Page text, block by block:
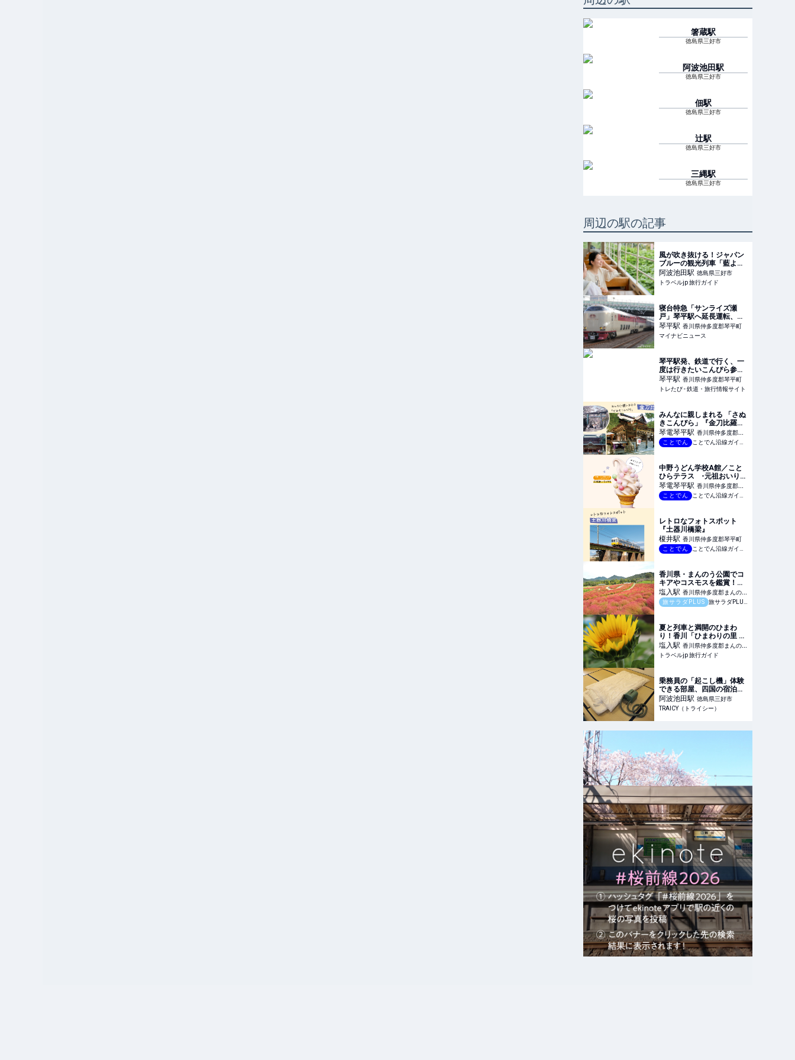
箸蔵駅
徳島県三好市
阿波池田駅
徳島県三好市
佃駅
徳島県三好市
辻駅
徳島県三好市
三縄駅
徳島県三好市
周辺の駅の記事
風が吹き抜ける！ジャパン
ブルーの観光列車「藍よし
のがわトロッコ」で徳島横
断 | 徳島県 | トラベルjp 旅
行ガイド
阿波池田駅 徳島県三好市
トラベルjp 旅行ガイド
寝台特急「サンライズ瀬
戸」琴平駅へ延長運転、
2026年夏は計31日間
琴平駅 香川県仲多度郡琴平町
マイナビニュース
琴平駅発、鉄道で行く、一
度は行きたいこんぴら参り
｜JR駅発、お手軽1日モデ
ルコース | トレたび - 鉄
道・旅行情報サイト
琴平駅 香川県仲多度郡琴平町
トレたび - 鉄道・旅行情報サイト
みんなに親しまれる 「さぬ
きこんぴら」『金刀比羅
宮』
琴電琴平駅 香川県仲多度郡琴
平町
ことでん ことでん沿線ガイドブック
中野うどん学校A館／こと
ひらテラス -元祖おいりソ
フト
琴電琴平駅 香川県仲多度郡琴
平町
ことでん ことでん沿線ガイドブック
レトロなフォトスポット
『土器川橋梁』
榎井駅 香川県仲多度郡琴平町
ことでん
ことでん沿線ガイドブック
香川県・まんのう公園でコ
キアやコスモスを鑑賞！
「秋！色どりフェスタ
2025」が9月13日（土）か
ら開催
塩入駅 香川県仲多度郡まんのう
町旅サラダPLUS 旅サラダPLUS｜朝日放送
夏と列車と満開のひまわ
り！香川「ひまわりの里 ま
んのう」 | 香川県 | トラベル
jp 旅行ガイド
塩入駅 香川県仲多度郡まんのう
町
トラベルjp 旅行ガイド
乗務員の「起こし機」体験
できる部屋、四国の宿泊施
設に登場 JR秘蔵の鉄道部
品も - TRAICY（トライシ
阿波池田駅 徳島県三好市
TRAICY（トライシー）